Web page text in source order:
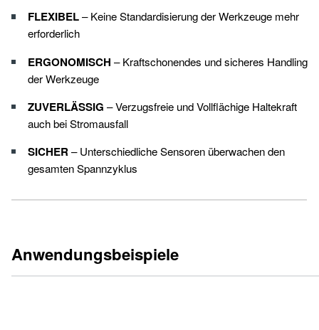
FLEXIBEL– Keine Standardisierung der Werkzeuge mehr
erforderlich
ERGONOMISCH – Kraftschonendes und sicheres Handling
der Werkzeuge
ZUVERLÄSSIG – Verzugsfreie und Vollflächige Haltekraft
auch bei Stromausfall
SICHER– Unterschiedliche Sensoren überwachen den
gesamten Spannzyklus
Anwendungsbeispiele